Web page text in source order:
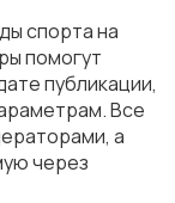
спорта на
помогут
публикации,
Все
а
через